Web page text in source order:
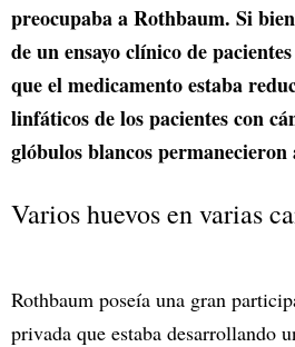
preocupaba a Rothbaum. Si
de un ensayo clínico de
que el medicamento estaba
linfáticos de los pacientes con
glóbulos blancos
Varios huevos en varias
Rothbaum poseía una gran
privada que estaba desarrollando